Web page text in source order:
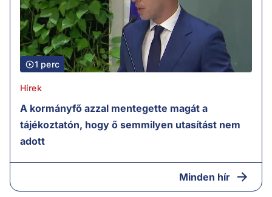
1 perc
Hírek
A kormányfő azzal mentegette magát a
tájékoztatón, hogy ő semmilyen utasítást nem
adott
Minden hír